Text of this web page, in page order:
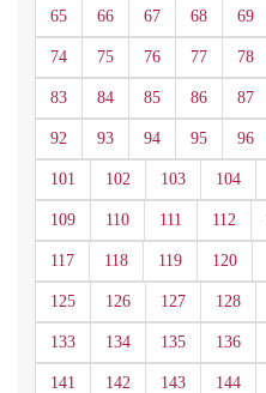
65 66 67 68 69
74 75 76 77 78
83 84 85 86 87
92 93 94 95 96
101 102 103 104
109 110 111 112
117 118 119 120
125 126 127 128
133 134 135 136
141 142 143 144